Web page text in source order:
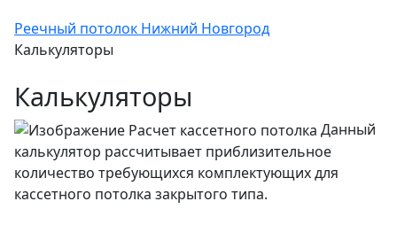
Реечный потолок Нижний Новгород
Калькуляторы
Калькуляторы
Данный
калькулятор рассчитывает приблизительное
количество требующихся комплектующих для
кассетного потолка закрытого типа.